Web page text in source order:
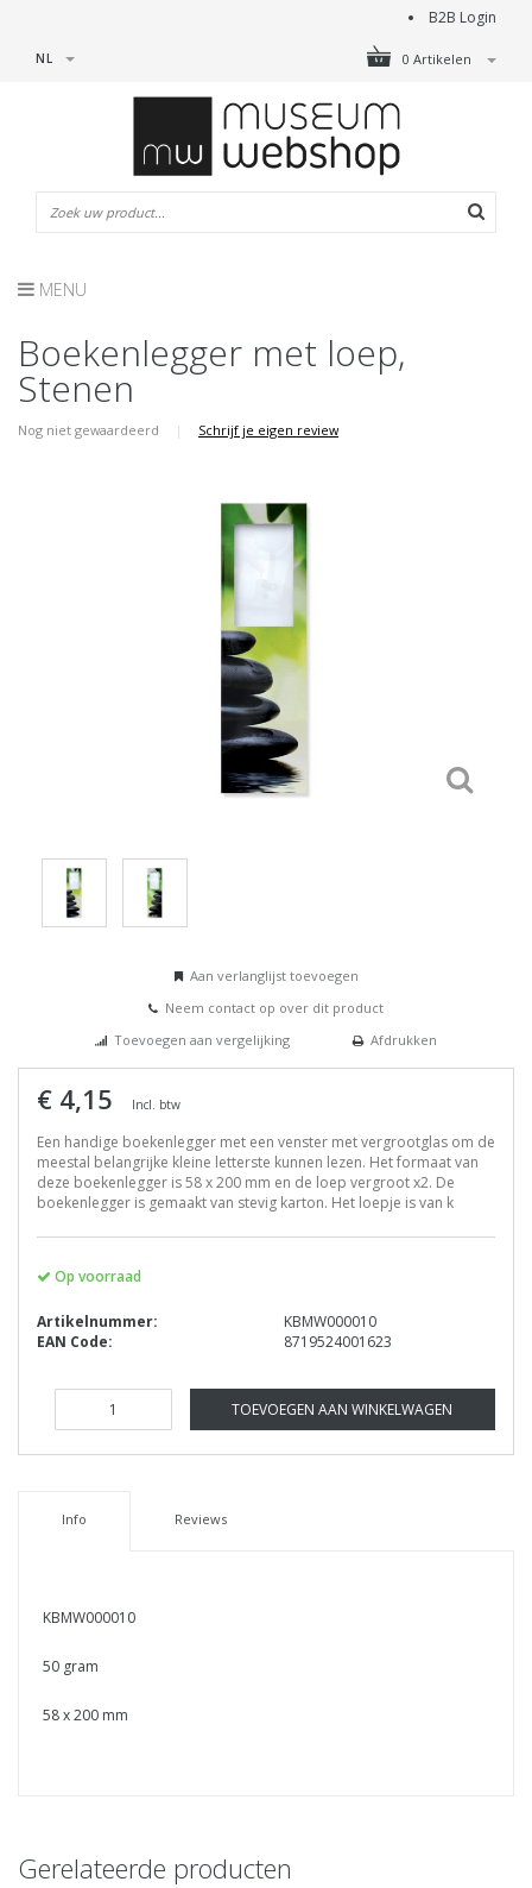
B2B Login
0 Artikelen
NL
MENU
Boekenlegger met loep,
Stenen
Nog niet gewaardeerd | Schrijf je eigen review
Aan verlanglijst toevoegen
Neem contact op over dit product
Toevoegen aan vergelijking
Afdrukken
€ 4,15 Incl. btw
Een handige boekenlegger met een venster met vergrootglas om de
meestal belangrijke kleine letterste kunnen lezen. Het formaat van
deze boekenlegger is 58 x 200 mm en de loep vergroot x2. De
boekenlegger is gemaakt van stevig karton. Het loepje is van k
Op voorraad
Artikelnummer:
KBMW000010
EAN Code:
8719524001623
TOEVOEGEN AAN WINKELWAGEN
Info Reviews
KBMW000010
50 gram
58 x 200 mm
Gerelateerde producten